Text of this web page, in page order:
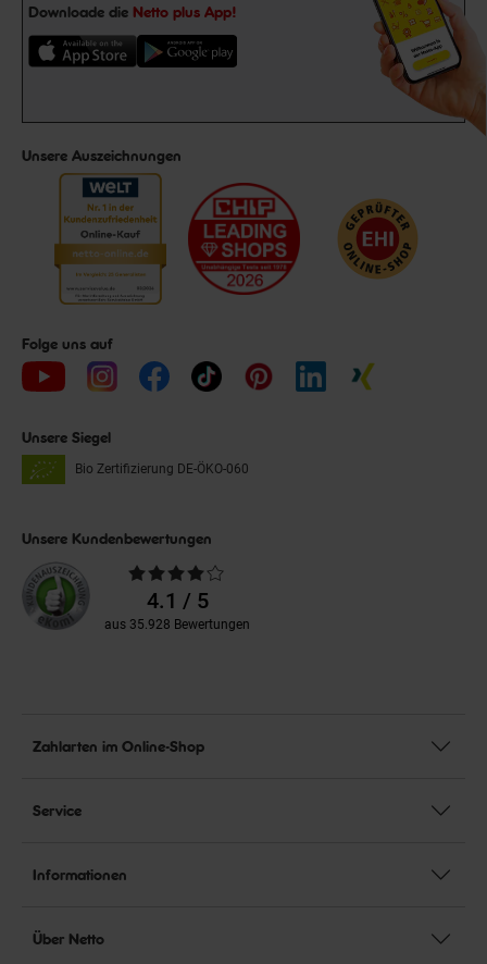
Downloade die Netto plus App!
Unsere Auszeichnungen
Folge uns auf
Unsere Siegel
Bio Zertifizierung DE-ÖKO-060
Unsere Kundenbewertungen
Durchschnittliche
Bewertungen4.1 / 5
aus 35.928 Bewertungen
Zahlarten im Online-Shop
Service
Informationen
Über Netto